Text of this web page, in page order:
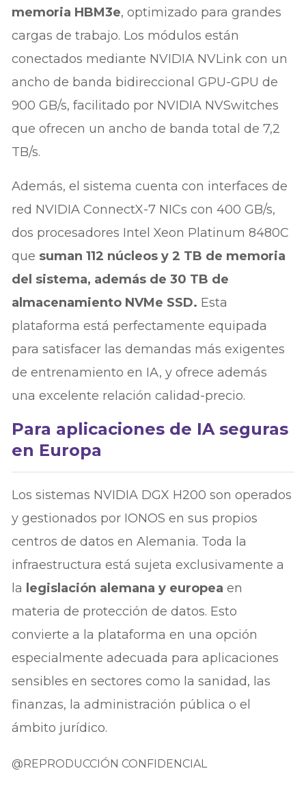
memoria HBM3e, optimizado para grandes
cargas de trabajo. Los módulos están
conectados mediante NVIDIA NVLink con un
ancho de banda bidireccional GPU-GPU de
900 GB/s, facilitado por NVIDIA NVSwitches
que ofrecen un ancho de banda total de 7,2
TB/s.
Además, el sistema cuenta con interfaces de
red NVIDIA ConnectX-7 NICs con 400 GB/s,
dos procesadores Intel Xeon Platinum 8480C
que suman 112 núcleos y 2 TB de memoria
del sistema, además de 30 TB de
almacenamiento NVMe SSD. Esta
plataforma está perfectamente equipada
para satisfacer las demandas más exigentes
de entrenamiento en IA, y ofrece además
una excelente relación calidad-precio.
Para aplicaciones de IA seguras
en Europa
Los sistemas NVIDIA DGX H200 son operados
y gestionados por IONOS en sus propios
centros de datos en Alemania. Toda la
infraestructura está sujeta exclusivamente a
la legislación alemana y europeaen
materia de protección de datos. Esto
convierte a la plataforma en una opción
especialmente adecuada para aplicaciones
sensibles en sectores como la sanidad, las
finanzas, la administración pública o el
ámbito jurídico.
@REPRODUCCIÓN CONFIDENCIAL